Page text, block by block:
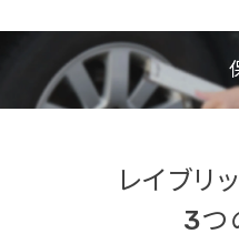
レイブリ
3つ